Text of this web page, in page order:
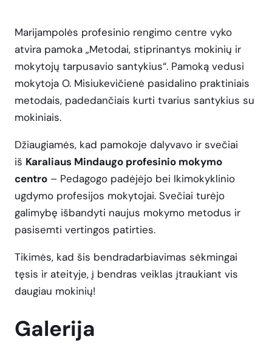
Marijampolės profesinio rengimo centre vyko
atvira pamoka „Metodai, stiprinantys mokinių ir
mokytojų tarpusavio santykius“. Pamoką vedusi
mokytoja O. Misiukevičienė pasidalino praktiniais
metodais, padedančiais kurti tvarius santykius su
mokiniais.
Džiaugiamės, kad pamokoje dalyvavo ir svečiai
iš Karaliaus Mindaugo profesinio mokymo
centro – Pedagogo padėjėjo bei Ikimokyklinio
ugdymo profesijos mokytojai. Svečiai turėjo
galimybę išbandyti naujus mokymo metodus ir
pasisemti vertingos patirties.
Tikimės, kad šis bendradarbiavimas sėkmingai
tęsis ir ateityje, į bendras veiklas įtraukiant vis
daugiau mokinių!
Galerija